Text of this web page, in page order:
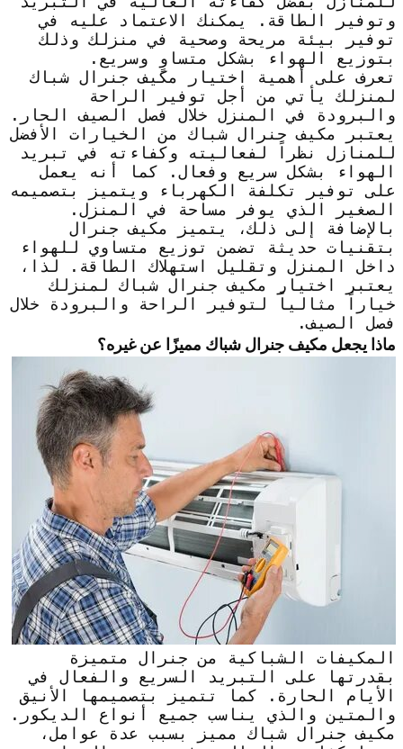
وتوفير الطاقة. يمكنك الاعتماد عليه في
توفير بيئة مريحة وصحية في منزلك وذلك
بتوزيع الهواء بشكل متساوٍ وسريع.
تعرف على أهمية اختيار مكيف جنرال شباك
لمنزلك يأتي من أجل توفير الراحة
والبرودة في المنزل خلال فصل الصيف الحار.
يعتبر مكيف جنرال شباك من الخيارات الأفضل
للمنازل نظراً لفعاليته وكفاءته في تبريد
الهواء بشكل سريع وفعال. كما أنه يعمل
على توفير تكلفة الكهرباء ويتميز بتصميمه
الصغير الذي يوفر مساحة في المنزل.
بالإضافة إلى ذلك، يتميز مكيف جنرال
بتقنيات حديثة تضمن توزيع متساوي للهواء
داخل المنزل وتقليل استهلاك الطاقة. لذا،
يعتبر اختيار مكيف جنرال شباك لمنزلك
خياراً مثالياً لتوفير الراحة والبرودة خلال
فصل الصيف.
ماذا يجعل مكيف جنرال شباك مميزًا عن غيره؟
المكيفات الشباكية من جنرال متميزة
بقدرتها على التبريد السريع والفعال في
الأيام الحارة. كما تتميز بتصميمها الأنيق
والمتين والذي يناسب جميع أنواع الديكور.
مكيف جنرال شباك مميز بسبب عدة عوامل،